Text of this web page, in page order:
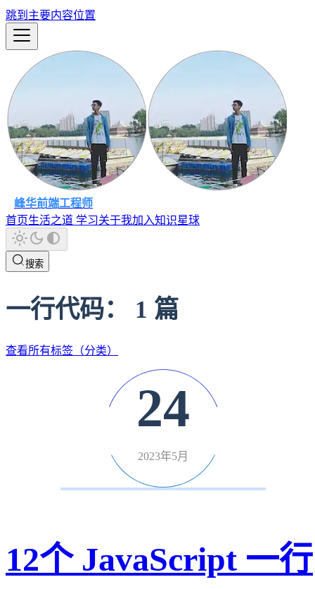
跳到主要内容位置
峰华前端工程师
首页生活之道 学习关于我加入知识星球
搜索
一行代码： 1 篇
查看所有标签（分类）
24
2023年5月
12个 JavaScript 一行